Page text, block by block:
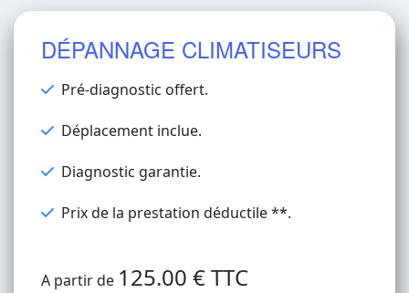
DÉPANNAGE CLIMATISEURS
Pré-diagnostic offert.
Déplacement inclue.
Diagnostic garantie.
Prix de la prestation déductile **.
A partir de 125.00 € TTC